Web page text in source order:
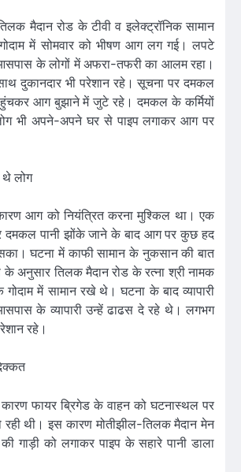
मैदान रोड के टीवी व इलेक्ट्रॉनिक सामान
में सोमवार को भीषण आग लग गई। लपटे
के लोगों में अफरा-तफरी का आलम रहा।
दुकानदार भी परेशान रहे। सूचना पर दमकल
आग बुझाने में जुटे रहे। दमकल के कर्मियों
भी अपने-अपने घर से पाइप लगाकर आग पर
लोग
आग को नियंत्रित करना मुश्किल था। एक
दमकल पानी झोंके जाने के बाद आग पर कुछ हद
घटना में काफी सामान के नुकसान की बात
अनुसार तिलक मैदान रोड के रत्ना श्री नामक
गोदाम में सामान रखे थे। घटना के बाद व्यापारी
के व्यापारी उन्हें ढाढस दे रहे थे। लगभग
रहे।
फायर ब्रिगेड के वाहन को घटनास्थल पर
थी। इस कारण मोतीझील-तिलक मैदान मेन
गाड़ी को लगाकर पाइप के सहारे पानी डाला